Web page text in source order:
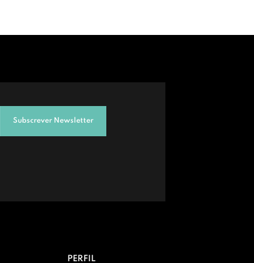
Subscrever Newsletter
PERFIL